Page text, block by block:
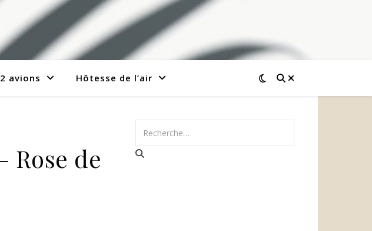
avions Hôtesse de l’air
Rose de